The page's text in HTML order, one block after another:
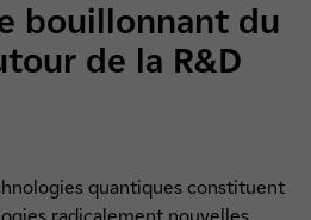
bouillonnant du
de la R&D
quantiques constituent